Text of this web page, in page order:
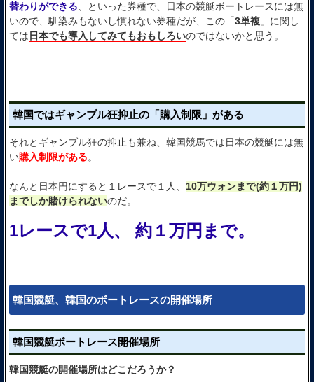
替わりができる、といった券種で、日本の競艇ボートレースには無
いので、馴染みもないし慣れない券種だが、この「3単複 」に関し
ては 日本でも導入してみてもおもしろいのではないかと思う。
韓国ではギャンブル狂抑止の「購入制限」がある
それとギャンブル狂の抑止も兼ね、韓国競馬では日本の競艇には無
い購入制限がある。
なんと日本円にすると１レースで１人、 10万ウォンまで(約１万円)
までしか賭けられないのだ。
1レースで1人、 約１万円まで。
韓国競艇、韓国のボートレースの開催場所
韓国競艇ボートレース開催場所
韓国競艇の開催場所はどこだろうか？